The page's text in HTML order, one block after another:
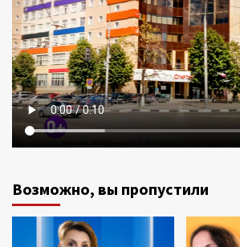
Возможно, вы пропустили